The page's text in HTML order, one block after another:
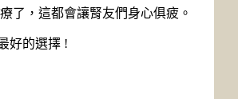
了，這都會讓腎友們身心俱疲。
好的選擇 !